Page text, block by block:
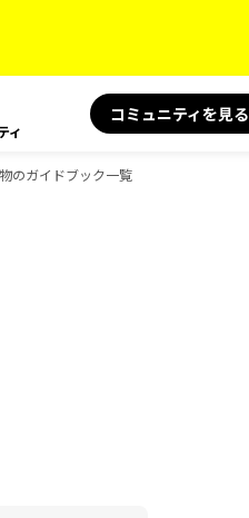
ィ
コミュニティを見る
のガイドブック一覧